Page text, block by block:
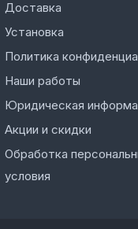
Доставка
Установка
Политика
Наши работы
Юридическая
Акции и скидки
Обработка
условия